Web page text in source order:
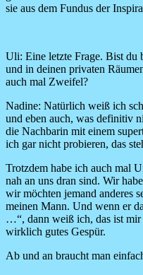
sie aus dem Fundus der
Uli: Eine letzte Frage. Bist du
und in deinen privaten
auch mal Zweifel?
Nadine: Natürlich weiß ich
und eben auch, was definitiv
die Nachbarin mit einem
ich gar nicht probieren, das
Trotzdem habe ich auch mal
nah an uns dran sind. Wir
wir möchten jemand anderes
meinen Mann. Und wenn er
…“, dann weiß ich, das ist mir
wirklich gutes Gespür.
Ab und an braucht man